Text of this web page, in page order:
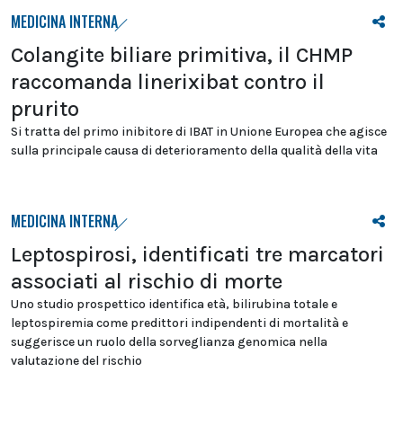
MEDICINA INTERNA
Colangite biliare primitiva, il CHMP
raccomanda linerixibat contro il
prurito
Si tratta del primo inibitore di IBAT in Unione Europea che agisce
sulla principale causa di deterioramento della qualità della vita
MEDICINA INTERNA
Leptospirosi, identificati tre marcatori
associati al rischio di morte
Uno studio prospettico identifica età, bilirubina totale e
leptospiremia come predittori indipendenti di mortalità e
suggerisce un ruolo della sorveglianza genomica nella
valutazione del rischio